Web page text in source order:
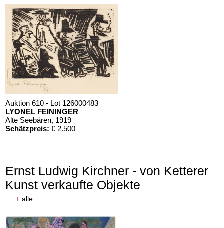
Auktion 610 - Lot 126000483
LYONEL FEININGER
Alte Seebären, 1919
Schätzpreis: € 2.500
Ernst Ludwig Kirchner - von Ketterer
Kunst verkaufte Objekte
+ alle